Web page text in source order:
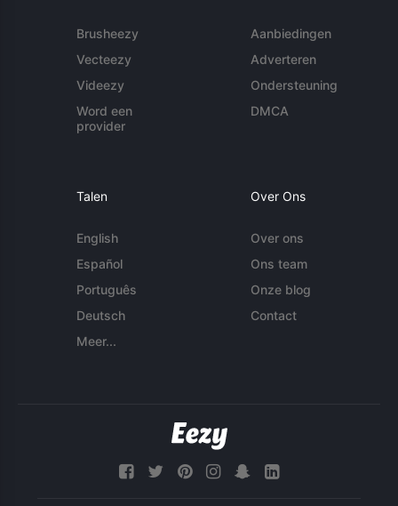
Brusheezy
Vecteezy
Videezy
Word een
provider
Aanbiedingen
Adverteren
Ondersteuning
DMCA
Talen
English
Español
Português
Deutsch
Meer...
Over Ons
Over ons
Ons team
Onze blog
Contact